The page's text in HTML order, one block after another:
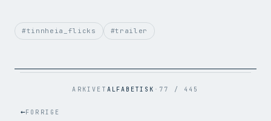
BITRATE 989 kbps
FILSTØRRELSE 4.7 MB
#tinnheia_flicks #trailer
ARKIVET ALFABETISK · 77 / 445
←FORRIGE